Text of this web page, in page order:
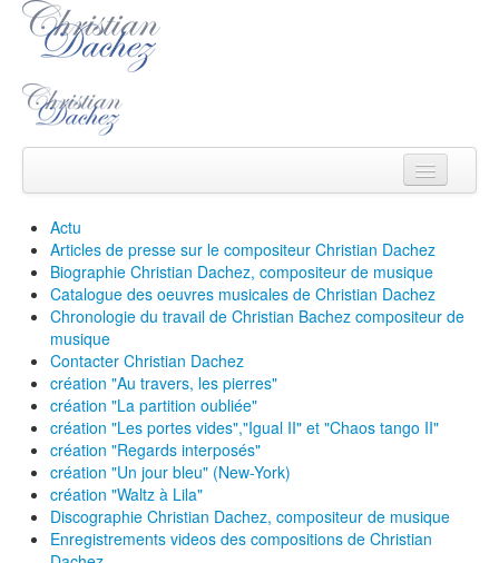
Actu
Catalogue
Ecouter/voir
Ecrits
Médias
Contact
Actu
Articles de presse sur le compositeur Christian Dachez
Biographie Christian Dachez, compositeur de musique
Catalogue des oeuvres musicales de Christian Dachez
Chronologie du travail de Christian Bachez compositeur de
musique
Contacter Christian Dachez
création "Au travers, les pierres"
création "La partition oubliée"
création "Les portes vides","Igual II" et "Chaos tango II"
création "Regards interposés"
création "Un jour bleu" (New-York)
création "Waltz à Lila"
Discographie Christian Dachez, compositeur de musique
Enregistrements videos des compositions de Christian